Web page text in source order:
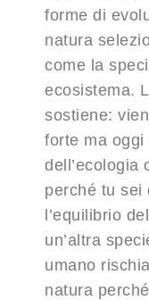
forme di
natura
come la
ecosistema.
sostiene:
forte ma
dell’ecologia
perché tu sei
l’equilibrio
un’altra
umano
natura